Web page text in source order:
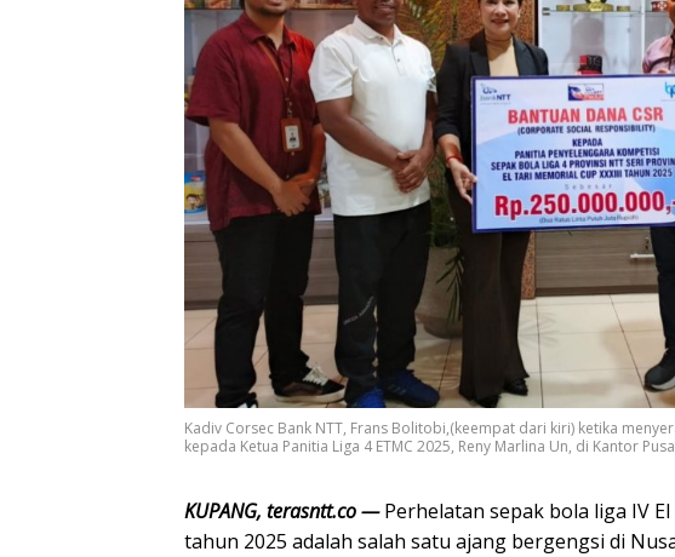
Kadiv Corsec Bank NTT, Frans Bolitobi,(keempat dari kiri) ketika
kepada Ketua Panitia Liga 4 ETMC 2025, Reny Marlina Un, di Kantor
KUPANG, terasntt.co —Perhelatan sepak bola liga IV
tahun 2025 adalah salah satu ajang bergengsi di